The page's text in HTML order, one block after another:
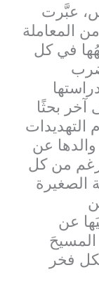
عبَّرت
المعاملة
في كل
آخر بحثًا
التهديدات
والدها عن
من كل
الصغيرة
عن
المسيحَ
فخر